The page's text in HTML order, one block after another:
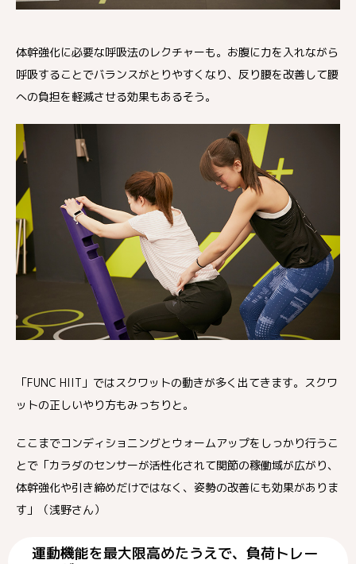
体幹強化に必要な呼吸法のレクチャーも。お腹に力を入れながら
呼吸することでバランスがとりやすくなり、反り腰を改善して腰
への負担を軽減させる効果もあるそう。
「FUNC HIIT」ではスクワットの動きが多く出てきます。スクワ
ットの正しいやり方もみっちりと。
ここまでコンディショニングとウォームアップをしっかり行うこ
とで「カラダのセンサーが活性化されて関節の稼働域が広がり、
体幹強化や引き締めだけではなく、姿勢の改善にも効果がありま
す」（浅野さん）
運動機能を最大限高めたうえで、負荷トレー